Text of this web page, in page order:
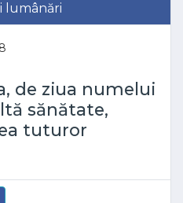
lumânări
de ziua numelui
sănătate,
tuturor